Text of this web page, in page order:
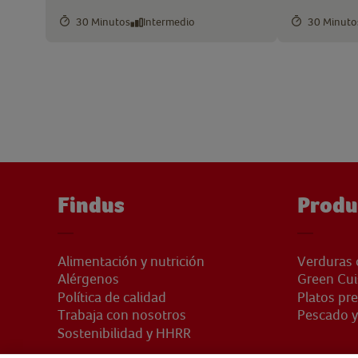
30 Minutos Intermedio 30
Findus
Alimentación y nutrición
Alérgenos
Política de calidad
Trabaja con nosotros
Sostenibilidad y HHRR
Verduras
Green
Platos
Pescado